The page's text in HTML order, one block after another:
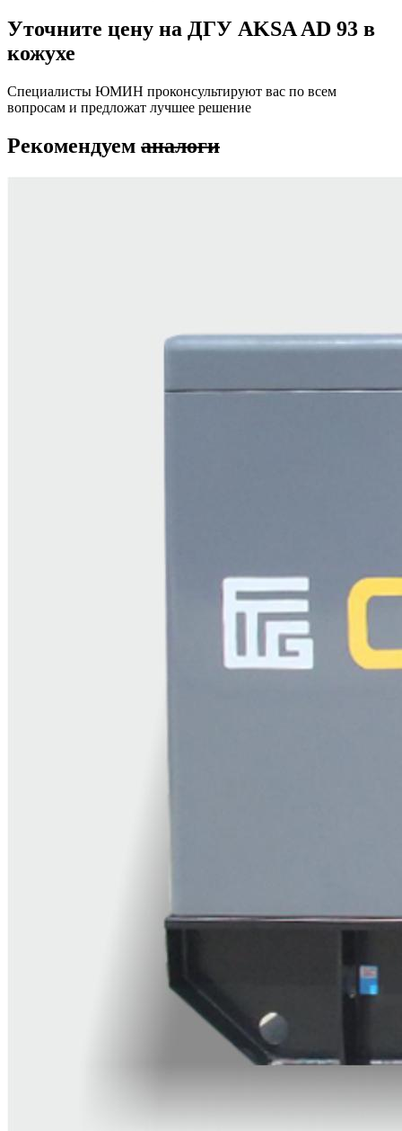
Уточните цену на ДГУ AKSA AD 93 в
кожухе
Специалисты ЮМИН проконсультируют вас по всем
вопросам и предложат лучшее решение
Рекомендуем аналоги